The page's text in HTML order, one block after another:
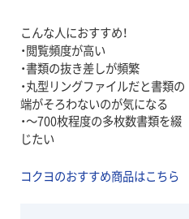
こんな人におすすめ！
・閲覧頻度が高い
・書類の抜き差しが頻繁
・丸型リングファイルだと書類の
端がそろわないのが気になる
・～700枚程度の多枚数書類を綴
じたい
コクヨのおすすめ商品はこちら